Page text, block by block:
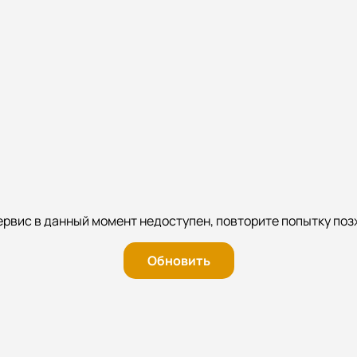
в данный момент недоступен, повторите попытку
Обновить